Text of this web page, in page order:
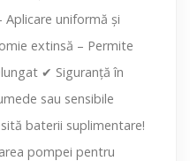
uniformă și
extinsă – Permite
✔ Siguranță în
sau sensibile
baterii suplimentare!
pompei pentru